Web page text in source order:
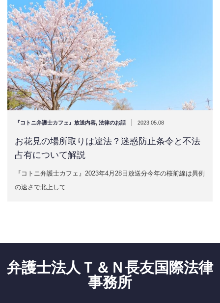
『コトニ弁護士カフェ』放送内容, 法律のお話 | 2023.05.08
お花見の場所取りは違法？迷惑防止条令と不法
占有について解説
『コトニ弁護士カフェ』2023年4月28日放送分今年の桜前線は異例
の速さで北上して…
弁護士法人Ｔ＆Ｎ長友国際法律
事務所